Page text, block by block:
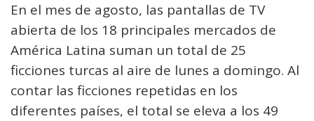
En el mes de agosto, las pantallas de TV
abierta de los 18 principales mercados de
América Latina suman un total de 25
ficciones turcas al aire de lunes a domingo. Al
contar las ficciones repetidas en los
diferentes países, el total se eleva a los 49